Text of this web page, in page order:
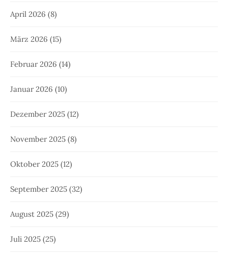
April 2026 (8)
März 2026 (15)
Februar 2026 (14)
Januar 2026 (10)
Dezember 2025 (12)
November 2025 (8)
Oktober 2025 (12)
September 2025 (32)
August 2025 (29)
Juli 2025 (25)